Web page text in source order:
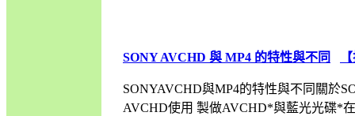
SONY AVCHD 與 MP4 的特性與不同
SONYAVCHD與MP4的特性與不同關於
AVCHD使用 製做AVCHD*與藍光光碟*